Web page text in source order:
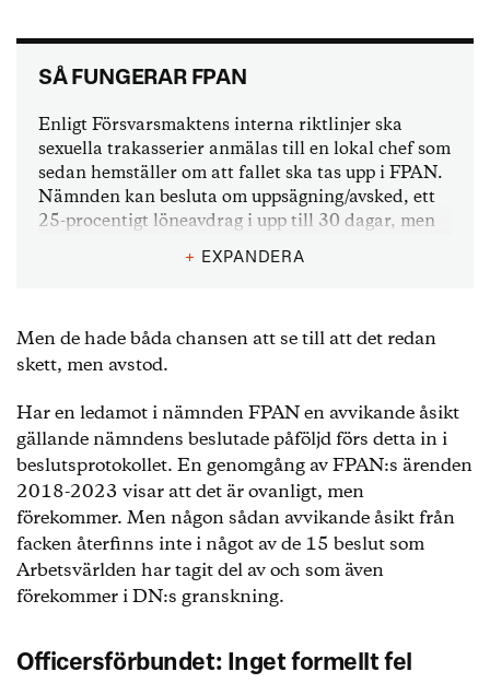
SÅ FUNGERAR FPAN
Enligt Försvarsmaktens interna riktlinjer ska
sexuella trakasserier anmälas till en lokal chef som
sedan hemställer om att fallet ska tas upp i FPAN.
Nämnden kan besluta om uppsägning/avsked, ett
25-procentigt löneavdrag i upp till 30 dagar, men
också att det ska lämnas över till polisen, en så
kallad åtalsanmälan. Ärendet förbereds av
I nämnden sitter förutom Överbefälhavaren och
huvudsakliga facken Försvarsförbundet,
Officersförbundet och Seko, vanligen fackens
förbundsordförande.
+ EXPANDERA
Men de hade båda chansen att se till att det redan
skett, men avstod.
Har en ledamot i nämnden FPAN en avvikande åsikt
gällande nämndens beslutade påföljd förs detta in i
beslutsprotokollet. En genomgång av FPAN:s ärenden
2018-2023 visar att det är ovanligt, men
förekommer. Men någon sådan avvikande åsikt från
facken återfinns inte i något av de 15 beslut som
Arbetsvärlden har tagit del av och som även
förekommer i DN:s granskning.
Officersförbundet: Inget formellt fel